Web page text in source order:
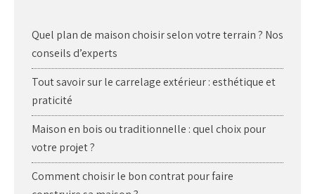
Quel plan de maison choisir selon votre terrain ? Nos
conseils d’experts
Tout savoir sur le carrelage extérieur : esthétique et
praticité
Maison en bois ou traditionnelle : quel choix pour
votre projet ?
Comment choisir le bon contrat pour faire